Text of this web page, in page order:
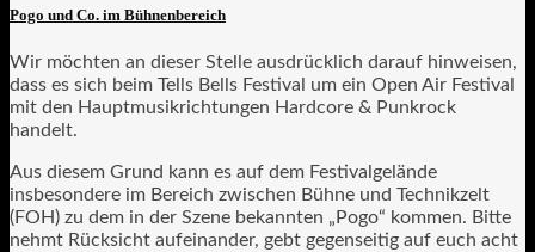
Pogo und Co. im Bühnenbereich
Wir möchten an dieser Stelle ausdrücklich darauf hinweisen,
dass es sich beim Tells Bells Festival um ein Open Air Festival
mit den Hauptmusikrichtungen Hardcore & Punkrock
handelt.
Aus diesem Grund kann es auf dem Festivalgelände
insbesondere im Bereich zwischen Bühne und Technikzelt
(FOH) zu dem in der Szene bekannten „Pogo“ kommen. Bitte
nehmt Rücksicht aufeinander, gebt gegenseitig auf euch acht